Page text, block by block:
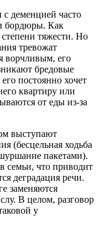
с деменцией часто
бордюры. Как
тяжести. Но
тревожат
ворчливым, его
бредовые
постоянно хочет
квартиру или
от еды из-за
выступают
(бесцельная ходьба
пакетами).
семьи, что приводит
деградация речи.
заменяются
В целом, разговор
у